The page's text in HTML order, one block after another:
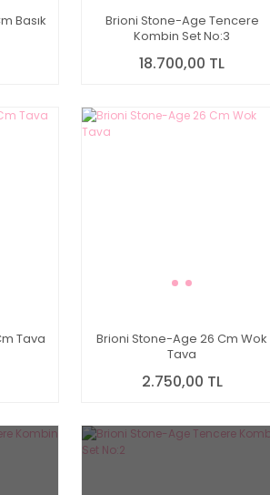
Basık
Brioni Stone-Age Tencere
Kombin Set No:3
18.700,00 TL
Tava
Brioni Stone-Age 26 Cm Wok
Tava
2.750,00 TL